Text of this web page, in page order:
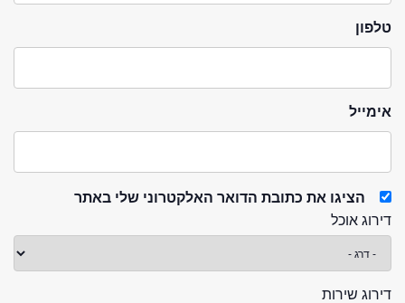
טלפון
אימייל
הציגו את כתובת הדואר האלקטרוני שלי באתר
דירוג אוכל
דירוג שירות